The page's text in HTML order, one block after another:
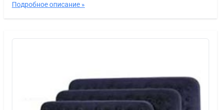
Подробное описание »